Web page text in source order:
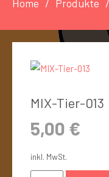
Home Produkte
MIX-Tier-013
5,00 €
inkl. MwSt.